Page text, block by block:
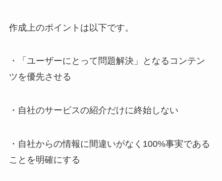
作成上のポイントは以下です。
・「ユーザーにとって問題解決」となるコンテン
ツを優先させる
・自社のサービスの紹介だけに終始しない
・自社からの情報に間違いがなく100%事実である
ことを明確にする